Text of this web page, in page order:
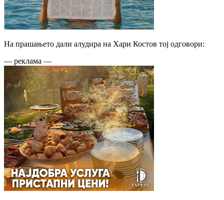
На прашањето дали алудира на Хари Костов тој одговори:
— реклама —